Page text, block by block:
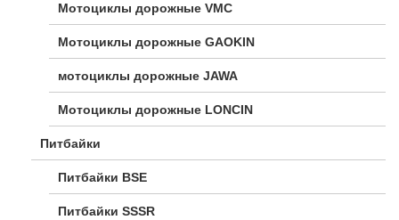
Мотоциклы дорожные VMC
Мотоциклы дорожные GAOKIN
мотоциклы дорожные JAWA
Мотоциклы дорожные LONCIN
Питбайки
Питбайки BSE
Питбайки SSSR